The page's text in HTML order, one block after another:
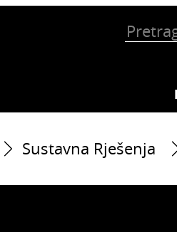
Sustavna Rješenja